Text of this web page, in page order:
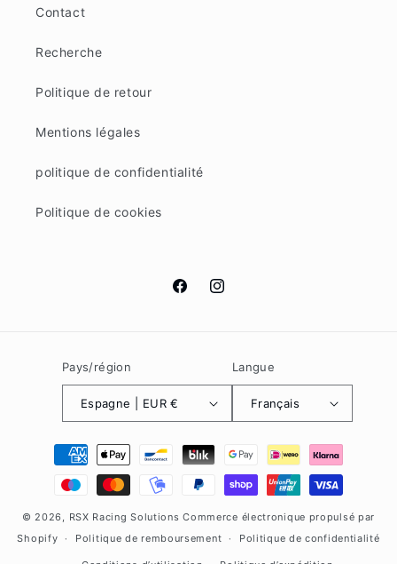
Contact
Recherche
Politique de retour
Mentions légales
politique de confidentialité
Politique de cookies
FacebookInstagram
Pays/région
Espagne | EUR €
Langue
Français
Moyens
paiement
© 2026, RSX Racing Solutions Commerce électronique propulsé par
Shopify
Politique de remboursement Politique de confidentialité